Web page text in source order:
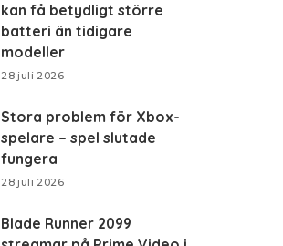
kan få betydligt större
batteri än tidigare
modeller
28 juli 2026
Stora problem för Xbox-
spelare – spel slutade
fungera
28 juli 2026
Blade Runner 2099